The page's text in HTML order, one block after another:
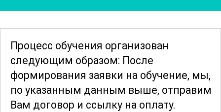
специализированными программами,
авиакомпаниях по всему миру. Это
позволит им быть
конкурентоспособными на рынке труда
и быстро адаптироваться к рабочим
условиям.
Процесс обучения организован
следующим образом: После
формирования заявки на обучение, мы,
по указанным данным выше, отправим
Вам договор и ссылку на оплату.